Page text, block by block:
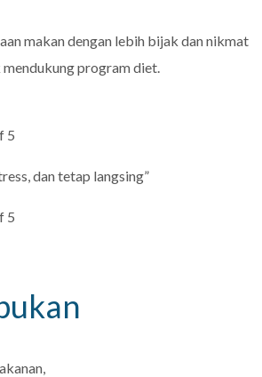
makan dengan lebih bijak dan nikmat
mendukung program diet.
5
dan tetap langsing”
5